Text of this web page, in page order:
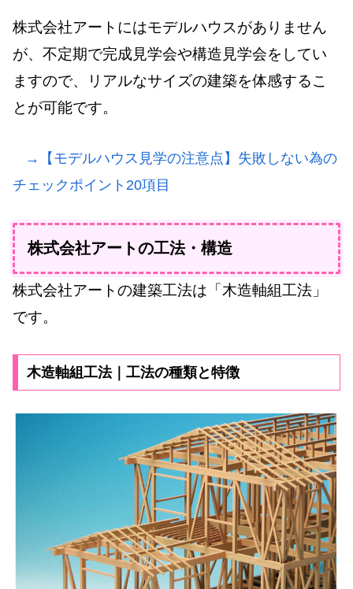
株式会社アートにはモデルハウスがありません
が、不定期で完成見学会や構造見学会をしてい
ますので、リアルなサイズの建築を体感するこ
とが可能です。
→【モデルハウス見学の注意点】失敗しない為の
チェックポイント20項目
株式会社アートの工法・構造
株式会社アートの建築工法は「木造軸組工法」
です。
木造軸組工法｜工法の種類と特徴